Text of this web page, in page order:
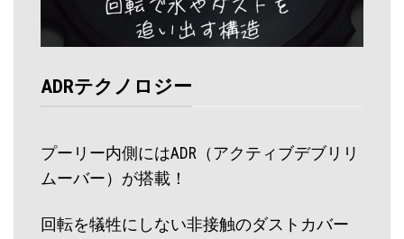
ADRテクノロジー
プーリー内側にはADR（アクティブデブリリ
ムーバー）が搭載！
回転を犠牲にしない非接触のダストカバー